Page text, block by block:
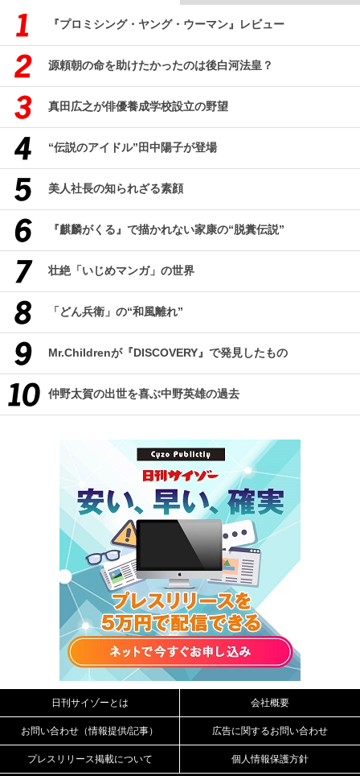
『プロミシング・ヤング・ウーマン』レビュー
源頼朝の命を助けたかったのは後白河法皇？
真田広之が俳優養成学校設立の野望
“伝説のアイドル”田中陽子が登場
美人社長の知られざる素顔
『麒麟がくる』で描かれない家康の“脱糞伝説”
壮絶「いじめマンガ」の世界
「どん兵衛」の“和風離れ”
Mr.Childrenが『DISCOVERY』で発見したもの
仲野太賀の出世を喜ぶ中野英雄の過去
日刊サイゾーとは 会社概要
お問い合わせ（情報提供/記事） 広告に関するお問い合わせ
プレスリリース掲載について 個人情報保護方針